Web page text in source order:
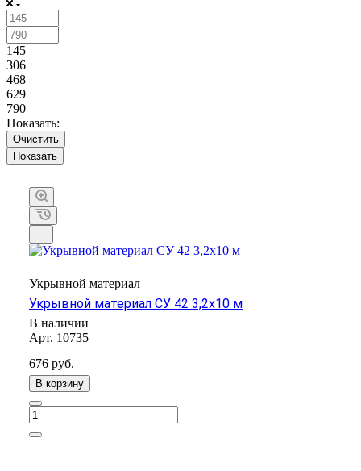
145
306
468
629
790
Показать:
Очистить
Укрывной материал
Укрывной материал СУ 42 3,2х10 м
В наличии
Арт. 10735
676 руб.
В корзину